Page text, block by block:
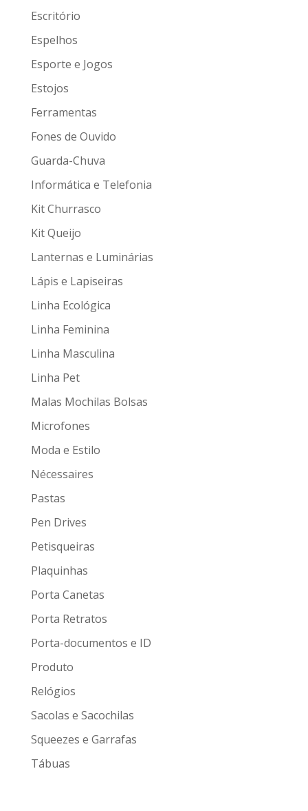
Escritório
Espelhos
Esporte e Jogos
Estojos
Ferramentas
Fones de Ouvido
Guarda-Chuva
Informática e Telefonia
Kit Churrasco
Kit Queijo
Lanternas e Luminárias
Lápis e Lapiseiras
Linha Ecológica
Linha Feminina
Linha Masculina
Linha Pet
Malas Mochilas Bolsas
Microfones
Moda e Estilo
Nécessaires
Pastas
Pen Drives
Petisqueiras
Plaquinhas
Porta Canetas
Porta Retratos
Porta-documentos e ID
Produto
Relógios
Sacolas e Sacochilas
Squeezes e Garrafas
Tábuas